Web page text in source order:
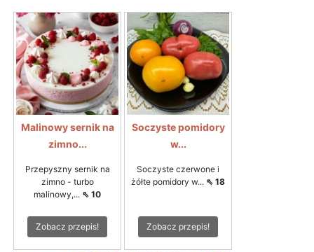
Malinowy sernik na
zimno...
Przepyszny sernik na
zimno - turbo
malinowy,... ⇖ 10
Zobacz przepis!
Soczyste pomidory
w...
Soczyste czerwone i
żółte pomidory w... ⇖ 18
Zobacz przepis!